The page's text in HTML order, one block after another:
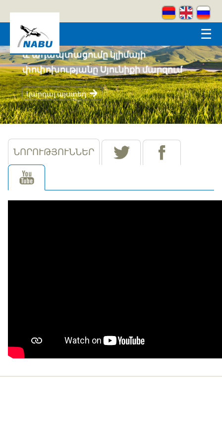
☰
Համայնքահեն բնապահպանությունը
և ադապտացումը կլիմայի
փոփոխությանը Սյունիքի մարզում
կարդալ այստեղ
ՆՈՐՈՒԹՅՈՒՆՆԵՐ tw fb
yt(ակտիվ թաբ)